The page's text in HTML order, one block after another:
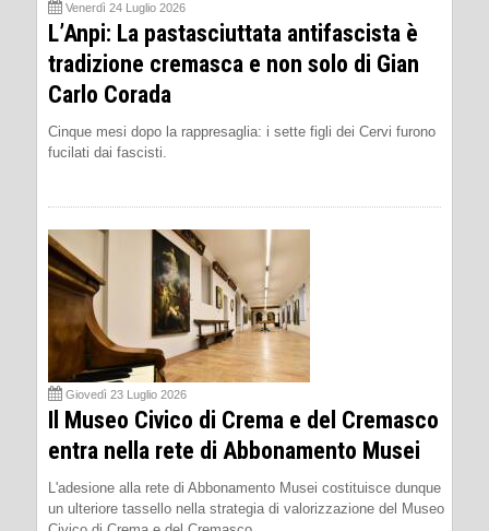
Venerdì 24 Luglio 2026
L’Anpi: La pastasciuttata antifascista è
tradizione cremasca e non solo di Gian
Carlo Corada
Cinque mesi dopo la rappresaglia: i sette figli dei Cervi furono
fucilati dai fascisti.
Giovedì 23 Luglio 2026
Il Museo Civico di Crema e del Cremasco
entra nella rete di Abbonamento Musei
L'adesione alla rete di Abbonamento Musei costituisce dunque
un ulteriore tassello nella strategia di valorizzazione del Museo